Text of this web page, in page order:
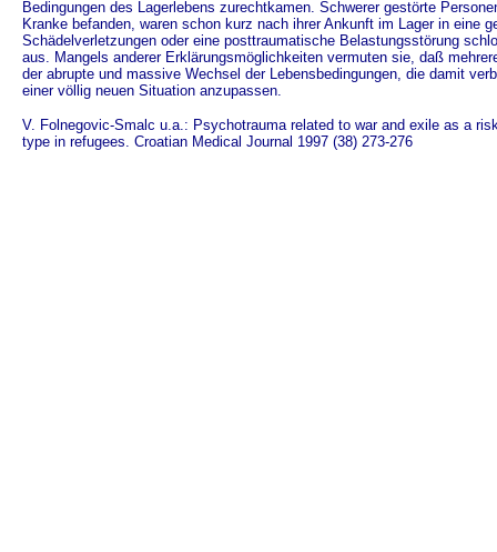
Bedingungen des Lagerlebens zurechtkamen. Schwerer gestörte
Kranke befanden, waren schon kurz nach ihrer Ankunft im Lager in eine
Schädelverletzungen oder eine posttraumatische Belastungsstörung
aus. Mangels anderer Erklärungsmöglichkeiten vermuten sie, daß
der abrupte und massive Wechsel der Lebensbedingungen, die damit
einer völlig neuen Situation anzupassen.
V. Folnegovic-Smalc u.a.: Psychotrauma related to war and exile as a
type in refugees. Croatian Medical Journal 1997 (38) 273-276